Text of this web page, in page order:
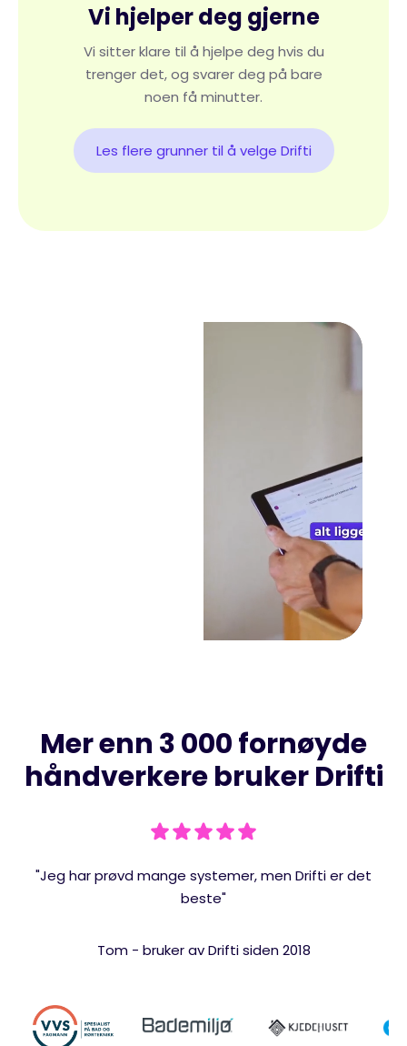
Vi hjelper deg gjerne
Vi sitter klare til å hjelpe deg hvis du
trenger det, og svarer deg på bare
noen få minutter.
Les flere grunner til å velge Drifti
Mer enn 3 000 fornøyde
håndverkere bruker Drifti
"Jeg har prøvd mange systemer, men Drifti er det
beste"
Tom - bruker av Drifti siden 2018